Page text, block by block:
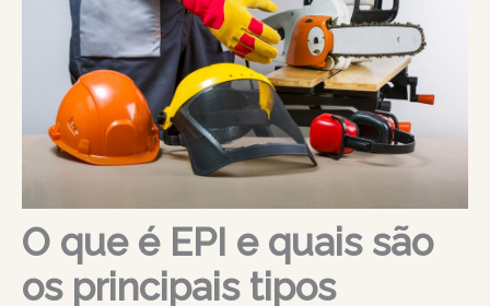
O que é EPI e quais são
os principais tipos